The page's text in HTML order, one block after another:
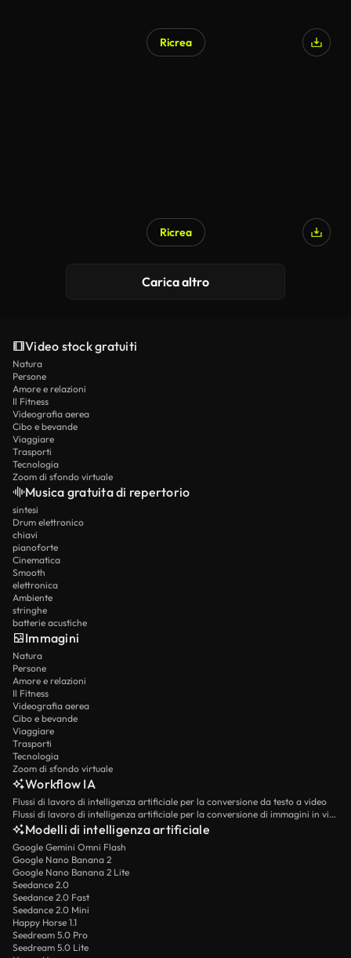
Ricrea
Ricrea
Carica altro
Video stock gratuiti
Natura
Persone
Amore e relazioni
Il Fitness
Videografia aerea
Cibo e bevande
Viaggiare
Trasporti
Tecnologia
Zoom di sfondo virtuale
Musica gratuita di repertorio
sintesi
Drum elettronico
chiavi
pianoforte
Cinematica
Smooth
elettronica
Ambiente
stringhe
batterie acustiche
Immagini
Natura
Persone
Amore e relazioni
Il Fitness
Videografia aerea
Cibo e bevande
Viaggiare
Trasporti
Tecnologia
Zoom di sfondo virtuale
Workflow IA
Flussi di lavoro di intelligenza artificiale per la conversione da testo a video
Flussi di lavoro di intelligenza artificiale per la conversione di immagini in video
Modelli di intelligenza artificiale
Google Gemini Omni Flash
Google Nano Banana 2
Google Nano Banana 2 Lite
Seedance 2.0
Seedance 2.0 Fast
Seedance 2.0 Mini
Happy Horse 1.1
Seedream 5.0 Pro
Seedream 5.0 Lite